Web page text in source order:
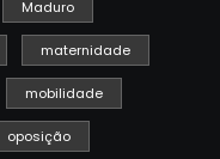
Maduro
maternidade
mobilidade
oposição